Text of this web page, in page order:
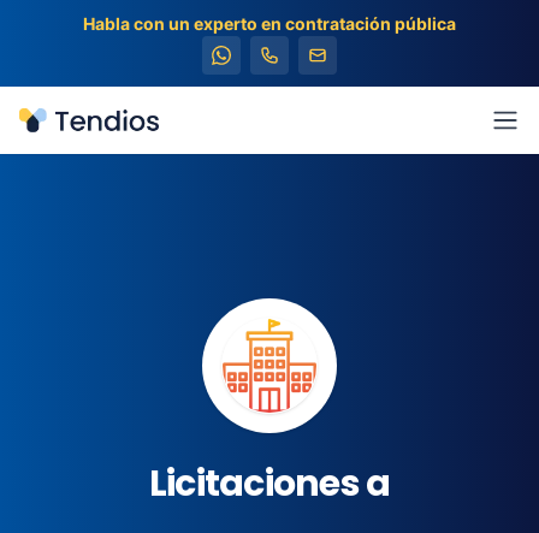
Habla con un experto en contratación pública
Tendios
Licitaciones a